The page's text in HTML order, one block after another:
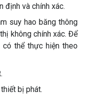
định và chính xác.
suy hao băng thông
không chính xác. Để
có thể thực hiện theo
bị phát.